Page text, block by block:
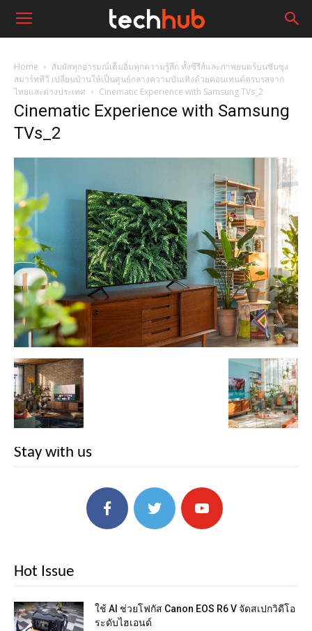
Home
สัมผัสทุกอารมณ์เต็มอิ่มทุกความรู้สึก ทั้งซีรีส์และภาพยนตร์บนซัมซุง
สมาร์ททีวี เปลี่ยนบ้านให้เป็นศูนย์กลางความบันเทิงด้วยคอนเทนต์ครบรสจาก
ไทยและต่างประเทศ
Cinematic Experience with Samsung TVs_2
Cinematic Experience with Samsung
TVs_2
Stay with us
Hot Issue
ใช้ AI ช่วยโฟกัส Canon EOS R6 V จัดสเปกวิดีโอ
ระดับไฮเอนด์